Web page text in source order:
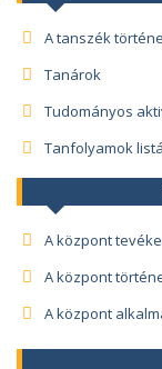
A tanszék
Tanárok
Tudományos
Tanfolyamok
A központ
A központ
A központ